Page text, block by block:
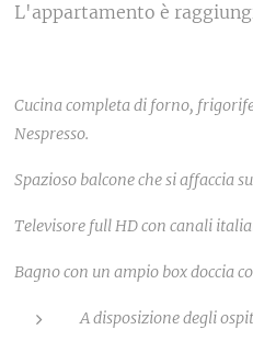
L'appartamento è
Cucina completa di forno,
Nespresso.
Spazioso balcone che si affaccia
Televisore full HD con canali
Bagno con un ampio box doccia
A disposizione degli